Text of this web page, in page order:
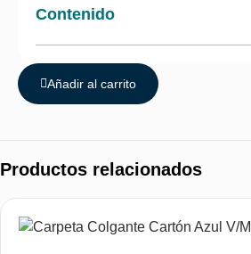
Contenido
Añadir al carrito
Productos relacionados